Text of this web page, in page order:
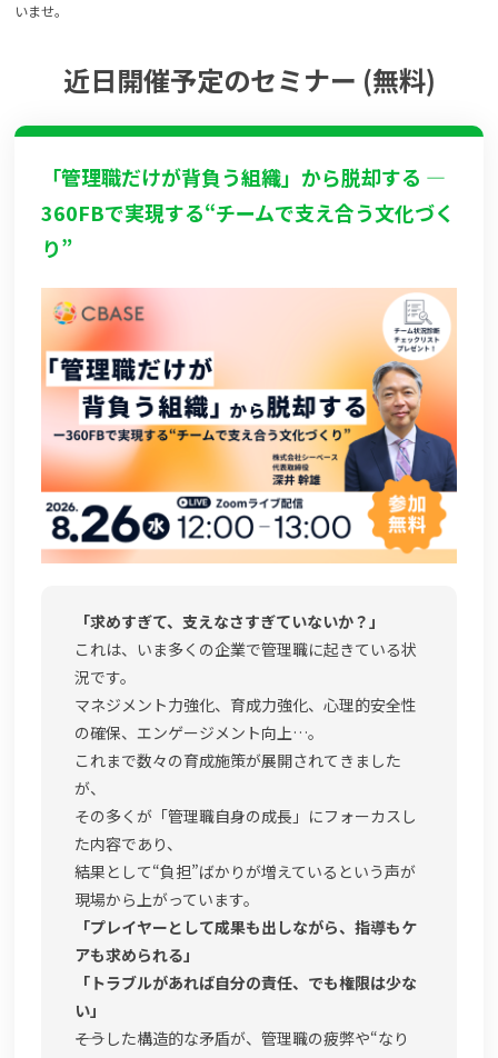
いませ。
近日開催予定のセミナー (無料)
「管理職だけが背負う組織」から脱却する ―
360FBで実現する“チームで支え合う文化づく
り”
「求めすぎて、支えなさすぎていないか？」
これは、いま多くの企業で管理職に起きている状
況です。
マネジメント力強化、育成力強化、心理的安全性
の確保、エンゲージメント向上…。
これまで数々の育成施策が展開されてきました
が、
その多くが「管理職自身の成長」にフォーカスし
た内容であり、
結果として“負担”ばかりが増えているという声が
現場から上がっています。
「プレイヤーとして成果も出しながら、指導もケ
アも求められる」
「トラブルがあれば自分の責任、でも権限は少な
い」
――そうした構造的な矛盾が、管理職の疲弊や“なり